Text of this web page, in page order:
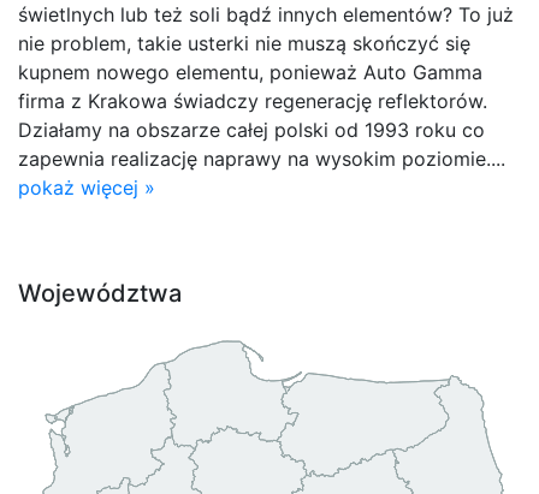
świetlnych lub też soli bądź innych elementów? To już
nie problem, takie usterki nie muszą skończyć się
kupnem nowego elementu, ponieważ Auto Gamma
firma z Krakowa świadczy regenerację reflektorów.
Działamy na obszarze całej polski od 1993 roku co
zapewnia realizację naprawy na wysokim poziomie....
pokaż więcej »
Województwa